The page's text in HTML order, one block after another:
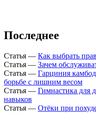
Последнее
Статья — Как выбрать
Статья — Зачем
Статья — Гарциния
борьбе с лишним весом
Статья — Гимнастика для
навыков
Статья — Отёки при